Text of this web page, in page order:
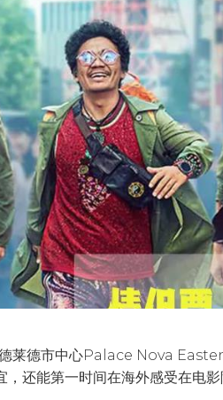
德莱德市中心Palace Nova
还能第一时间在海外感受在电